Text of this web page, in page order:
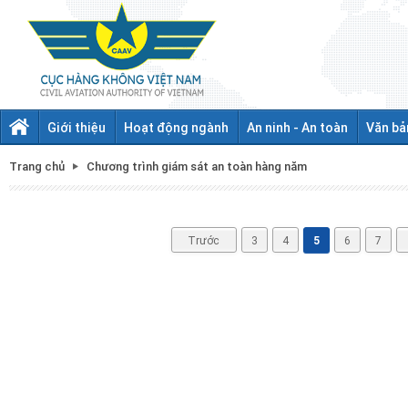
Giới thiệu Hoạt động ngành An ninh - An toàn Văn
Trang chủ Chương trình giám sát an toàn hàng năm
Trước 3 4 5 6 7